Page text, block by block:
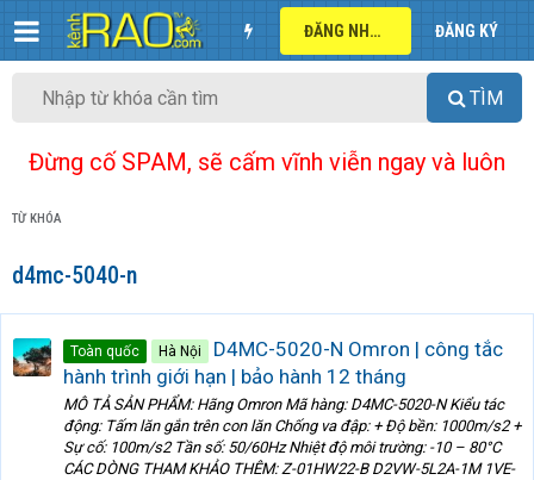
ĐĂNG NHẬP ĐĂNG KÝ
TÌM
Đừng cố SPAM, sẽ cấm vĩnh viễn ngay và luôn
TỪ KHÓA
d4mc-5040-n
Toàn quốc Hà Nội
D4MC-5020-N Omron | công tắc
hành trình giới hạn | bảo hành 12 tháng
MÔ TẢ SẢN PHẨM: Hãng Omron Mã hàng: D4MC-5020-N Kiểu tác
động: Tấm lăn gắn trên con lăn Chống va đập: + Độ bền: 1000m/s2 +
Sự cố: 100m/s2 Tần số: 50/60Hz Nhiệt độ môi trường: -10 – 80°C
CÁC DÒNG THAM KHẢO THÊM: Z-01HW22-B D2VW-5L2A-1M 1VE-